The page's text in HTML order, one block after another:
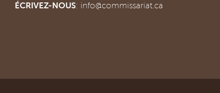
ÉCRIVEZ-NOUS: info@commissariat.ca